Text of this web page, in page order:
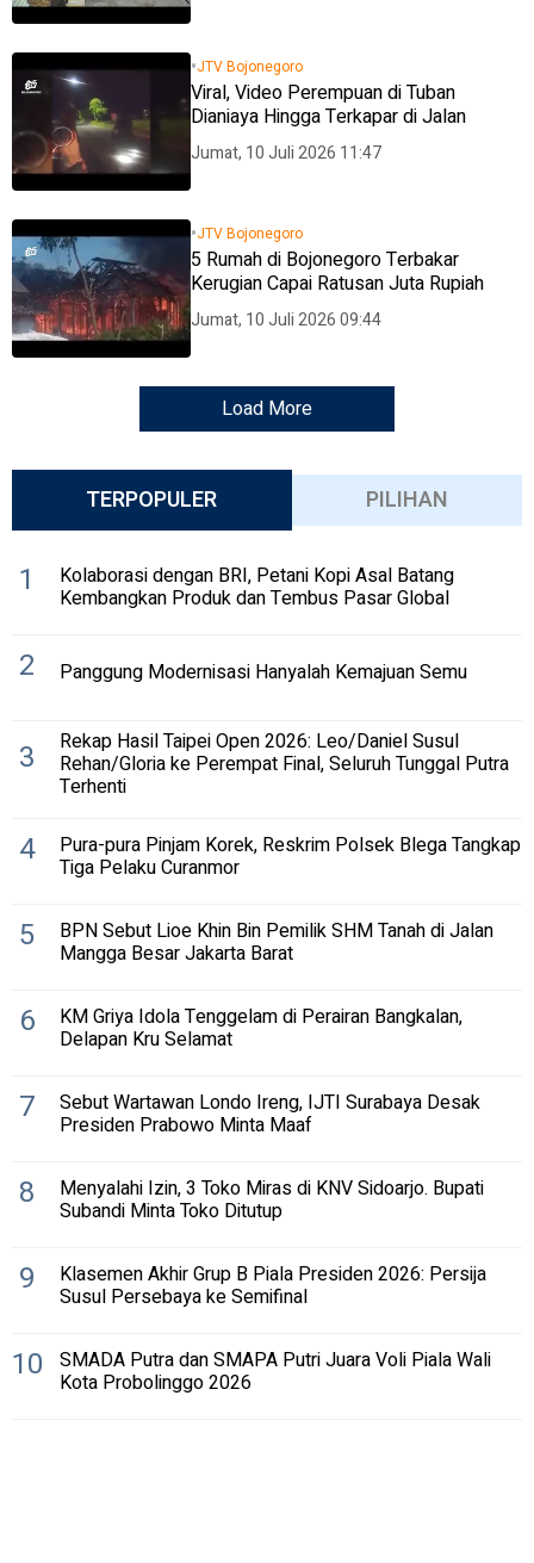
•JTV Bojonegoro
Viral, Video Perempuan di Tuban
Dianiaya Hingga Terkapar di Jalan
Jumat, 10 Juli 2026 11:47
•JTV Bojonegoro
5 Rumah di Bojonegoro Terbakar
Kerugian Capai Ratusan Juta Rupiah
Jumat, 10 Juli 2026 09:44
Load More
TERPOPULER PILIHAN
1 Kolaborasi dengan BRI, Petani Kopi Asal Batang
Kembangkan Produk dan Tembus Pasar Global
2 Panggung Modernisasi Hanyalah Kemajuan Semu
3 Rekap Hasil Taipei Open 2026: Leo/Daniel Susul
Rehan/Gloria ke Perempat Final, Seluruh Tunggal Putra
Terhenti
4 Pura-pura Pinjam Korek, Reskrim Polsek Blega Tangkap
Tiga Pelaku Curanmor
5 BPN Sebut Lioe Khin Bin Pemilik SHM Tanah di Jalan
Mangga Besar Jakarta Barat
6 KM Griya Idola Tenggelam di Perairan Bangkalan,
Delapan Kru Selamat
7 Sebut Wartawan Londo Ireng, IJTI Surabaya Desak
Presiden Prabowo Minta Maaf
8 Menyalahi Izin, 3 Toko Miras di KNV Sidoarjo. Bupati
Subandi Minta Toko Ditutup
9 Klasemen Akhir Grup B Piala Presiden 2026: Persija
Susul Persebaya ke Semifinal
10 SMADA Putra dan SMAPA Putri Juara Voli Piala Wali
Kota Probolinggo 2026